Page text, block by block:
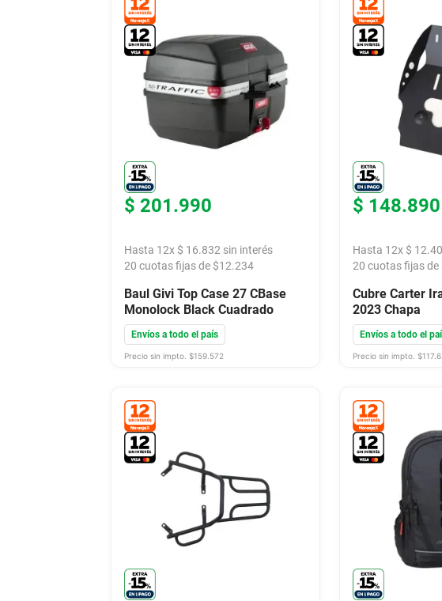
$ 201.990
Hasta 12x $ 16.832 sin interés
20 cuotas fijas de $12.234
Baul Givi Top Case 27 CBase
Monolock Black Cuadrado
Envíos a todo el país
Precio sin impto. $159.572
$ 148.890
Hasta 12x $ 12.
20 cuotas fijas de
Cubre Carter
2023 Chapa
Envíos a todo el
Precio sin impto. $